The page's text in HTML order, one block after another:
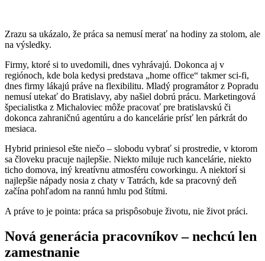
Zrazu sa ukázalo, že práca sa nemusí merať na hodiny za stolom, ale
na výsledky.
Firmy, ktoré si to uvedomili, dnes vyhrávajú. Dokonca aj v
regiónoch, kde bola kedysi predstava „home office“ takmer sci-fi,
dnes firmy lákajú práve na flexibilitu. Mladý programátor z Popradu
nemusí utekať do Bratislavy, aby našiel dobrú prácu. Marketingová
špecialistka z Michaloviec môže pracovať pre bratislavskú či
dokonca zahraničnú agentúru a do kancelárie prísť len párkrát do
mesiaca.
Hybrid priniesol ešte niečo – slobodu vybrať si prostredie, v ktorom
sa človeku pracuje najlepšie. Niekto miluje ruch kancelárie, niekto
ticho domova, iný kreatívnu atmosféru coworkingu. A niektorí si
najlepšie nápady nosia z chaty v Tatrách, kde sa pracovný deň
začína pohľadom na rannú hmlu pod štítmi.
A práve to je pointa: práca sa prispôsobuje životu, nie život práci.
Nová generácia pracovníkov – nechcú len
zamestnanie